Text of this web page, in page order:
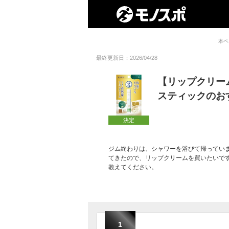
本
最終更新日：2026/04/28
決定
【リップクリ
スティックのお
ジム終わりは、シャワーを浴びて帰って
てきたので、リップクリームを買いたいで
教えてください。
1